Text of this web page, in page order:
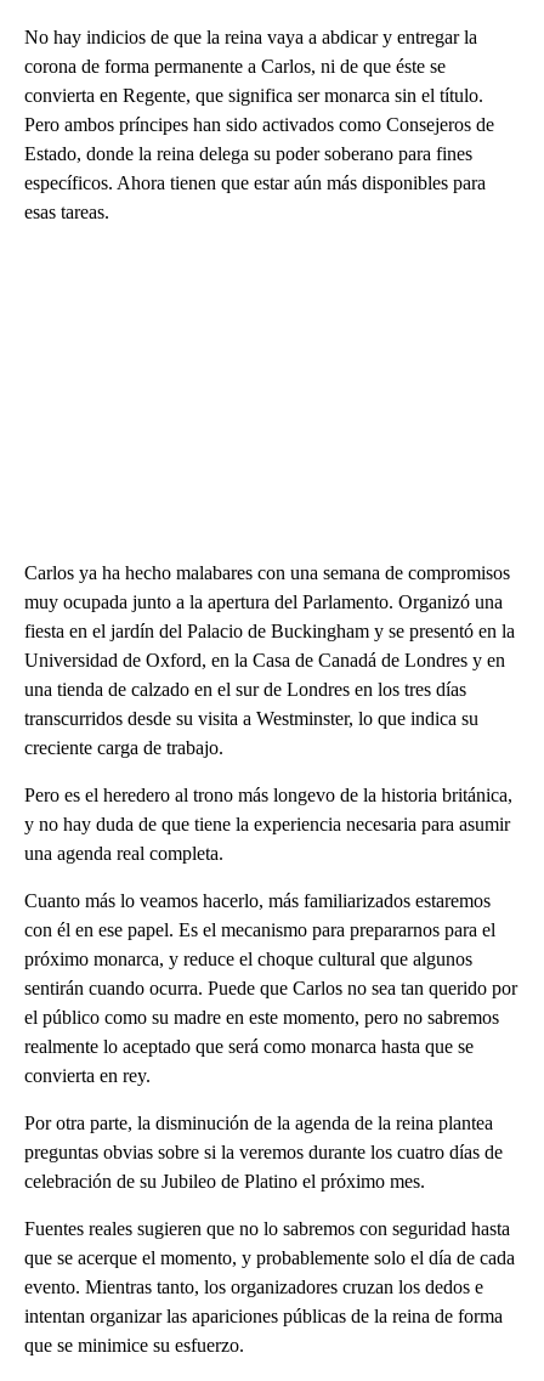
No hay indicios de que la reina vaya a abdicar y entregar la
corona de forma permanente a Carlos, ni de que éste se
convierta en Regente, que significa ser monarca sin el título.
Pero ambos príncipes han sido activados como Consejeros de
Estado, donde la reina delega su poder soberano para fines
específicos. Ahora tienen que estar aún más disponibles para
esas tareas.
Carlos ya ha hecho malabares con una semana de compromisos
muy ocupada junto a la apertura del Parlamento. Organizó una
fiesta en el jardín del Palacio de Buckingham y se presentó en la
Universidad de Oxford, en la Casa de Canadá de Londres y en
una tienda de calzado en el sur de Londres en los tres días
transcurridos desde su visita a Westminster, lo que indica su
creciente carga de trabajo.
Pero es el heredero al trono más longevo de la historia británica,
y no hay duda de que tiene la experiencia necesaria para asumir
una agenda real completa.
Cuanto más lo veamos hacerlo, más familiarizados estaremos
con él en ese papel. Es el mecanismo para prepararnos para el
próximo monarca, y reduce el choque cultural que algunos
sentirán cuando ocurra. Puede que Carlos no sea tan querido por
el público como su madre en este momento, pero no sabremos
realmente lo aceptado que será como monarca hasta que se
convierta en rey.
Por otra parte, la disminución de la agenda de la reina plantea
preguntas obvias sobre si la veremos durante los cuatro días de
celebración de su Jubileo de Platino el próximo mes.
Fuentes reales sugieren que no lo sabremos con seguridad hasta
que se acerque el momento, y probablemente solo el día de cada
evento. Mientras tanto, los organizadores cruzan los dedos e
intentan organizar las apariciones públicas de la reina de forma
que se minimice su esfuerzo.